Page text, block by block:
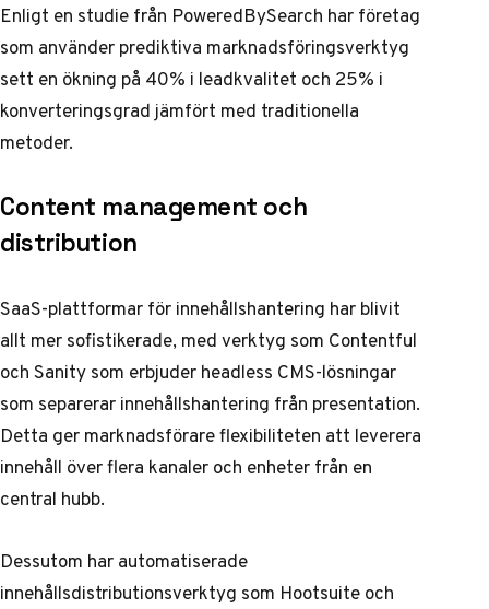
Enligt en studie från PoweredBySearch har företag
som använder prediktiva marknadsföringsverktyg
sett en ökning på 40% i leadkvalitet och 25% i
konverteringsgrad jämfört med traditionella
metoder.
Content management och
distribution
SaaS-plattformar för innehållshantering har blivit
allt mer sofistikerade, med verktyg som Contentful
och Sanity som erbjuder headless CMS-lösningar
som separerar innehållshantering från presentation.
Detta ger marknadsförare flexibiliteten att leverera
innehåll över flera kanaler och enheter från en
central hubb.
Dessutom har automatiserade
innehållsdistributionsverktyg som Hootsuite och